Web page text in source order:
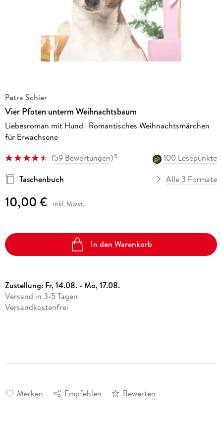
Petra Schier
Vier Pfoten unterm Weihnachtsbaum
Liebesroman mit Hund | Romantisches Weihnachtsmärchen
für Erwachsene
(59 Bewertungen)15
100 Lesepunkte
Taschenbuch
Alle 3 Formate
10,00 € inkl. Mwst.
In den Warenkorb
Zustellung: Fr, 14.08. - Mo, 17.08.
Versand in 3-5 Tagen
Versandkostenfrei
Merken Empfehlen Bewerten